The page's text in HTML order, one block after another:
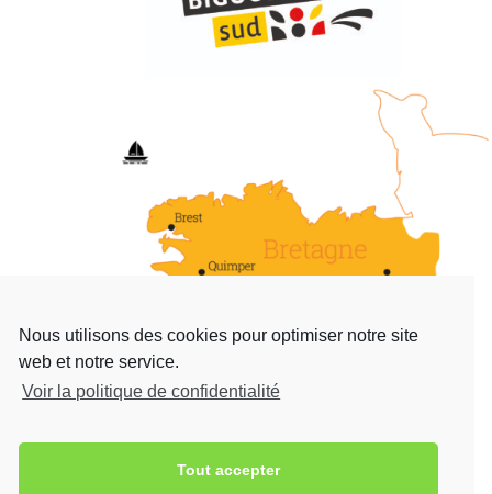
Nous utilisons des cookies pour optimiser notre site
web et notre service.
Voir la politique de confidentialité
Tout accepter